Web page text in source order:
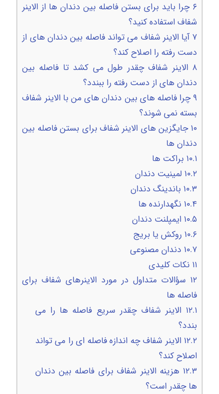
۶ چرا باید برای بستن فاصله بین دندان ها از الاینر
شفاف استفاده کنید؟
۷ آیا الاینر شفاف می تواند فاصله بین دندان های از
دست رفته را اصلاح کند؟
۸ الاینر شفاف چقدر طول می کشد تا فاصله بین
دندان های از دست رفته را ببندد؟
۹چرا فاصله های بین دندان های من با الاینر شفاف
بسته نمی شوند؟
۱۰ جایگزین های الاینر شفاف برای بستن فاصله بین
دندان ها
۱۰.۱ براکت ها
۱۰.۲ لمینیت دندان
۱۰.۳ باندینگ دندان
۱۰.۴ نگهدارنده ها
۱۰.۵ ایمپلنت دندان
۱۰.۶ روکش یا بریج
۱۰.۷ دندان مصنوعی
۱۱ نکات کلیدی
۱۲ سؤالات متداول در مورد الاینرهای شفاف برای
فاصله ها
۱۲.۱ الاینر شفاف چقدر سریع فاصله ها را می
بندد؟
۱۲.۲ الاینر شفاف چه اندازه فاصله ای را می تواند
اصلاح کند؟
۱۲.۳ هزینه الاینر شفاف برای فاصله بین دندان
ها چقدر است؟